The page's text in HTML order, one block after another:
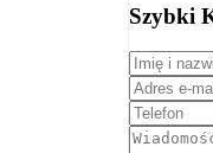
Szybki